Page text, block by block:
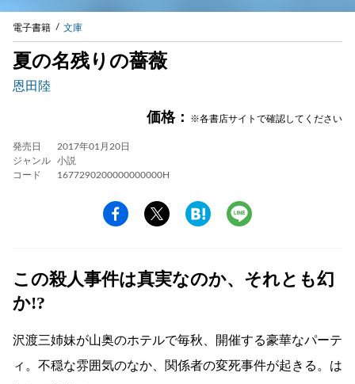
電子書籍 文庫
夏の名残りの薔薇
恩田陸
価格： ※各書店サイトで確認してください
発売日
2017年01月20日
ジャンル
小説
コード
1677290200000000000H
この殺人事件は真実なのか、それとも幻
か!?
沢渡三姉妹が山奥のホテルで毎秋、開催する豪華なパーテ
ィ。不穏な雰囲気のなか、関係者の変死事件が起きる。は